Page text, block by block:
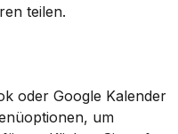
teilen.
oder Google Kalender
um